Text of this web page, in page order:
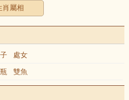
肖屬相
處女
雙魚